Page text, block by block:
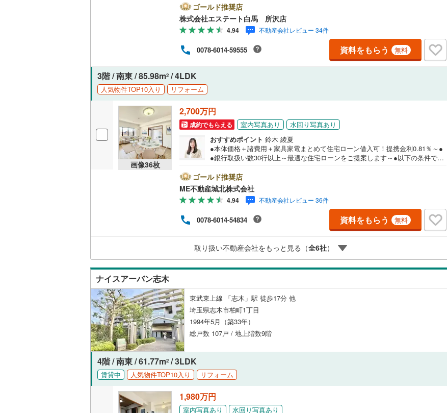
報が豊富所沢市を中心にたくさんの情報をご用意しております。インターネッ
ト広告前の物件も多数取り揃えております。お客様のご希望エリアをお申し付
けください。3.自社グループでリフォーム、新築請負所沢店の3階はリフォー
ム、注文建築部門の相談スペースです。一級建築士をはじめとした専門スタッ
フがおりますのでご見学とあわせて、リフォームや注文建築についてご相談頂
けます4.年中無休（年末年始除く）で営業しております営業時間 9:30～19:00
この時間はお電話でのお問合わせがスムーズです5.お子様連れでおこしくだ
ゴールド推奨店
株式会社エステート白馬 所沢店
4.94 不動産会社レビュー 34件
0078-6014-59555 資料をもらう 無料
3階 / 南東 / 85.98m2 / 4LDK
人気物件TOP10入り リフォーム
画像36枚
2,700万円
成約でもらえる 室内写真あり
水回り写真あり
おすすめポイント 鈴木 綾夏
●本体価格＋諸費用＋家具家電まとめて住宅ローン借入可！提携金利0.81％～●
●銀行取扱い数30行以上～最適な住宅ローンをご提案します～●以下の条件でも
（3）産休/育休/契約社員/派遣社員/アルバイト/パート/独身/自営業/経営者（4）
延滞、滞納、個信アウト対応可（5）収入合算や親子ローン（6）金融機関の借
入まとめ等、家具、家電、引越し費用等おまとめローン（7）永住権無、持病あ
り、持ち家残債有でも相談可能●3つの安心サポート●1.営業車にて安全にご案
内。お住まい探しに集中して頂けます。2.FPソフトを使用しマイホーム購入の
資金計画・購入から老後までの人生設計を実施することで暮らしに安心を提案
します。3.どんなに信用のある建築会社でもご自分の目で確認することは重要
ゴールド推奨店
ME不動産城北株式会社
4.94 不動産会社レビュー 36件
0078-6014-54834 資料をもらう 無料
取り扱い不動産会社をもっと見る（全6社）
ナイスアーバン志木
東武東上線 「志木」駅 徒歩17分 他
埼玉県志木市柏町1丁目
1994年5月（築33年）
総戸数 107戸 / 地上階数9階
4階 / 南東 / 61.77m2 / 3LDK
賃貸中 人気物件TOP10入り リフォーム
1,980万円
室内写真あり 水回り写真あり